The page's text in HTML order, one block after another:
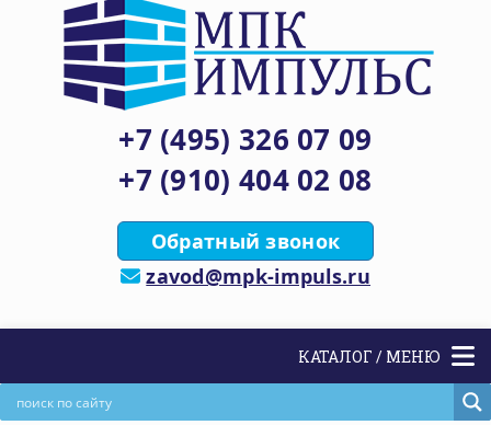
КАТАЛОГ / МЕНЮ
+7 (495) 326 07 09
+7 (910) 404 02 08
Обратный звонок
zavod@mpk-impuls.ru